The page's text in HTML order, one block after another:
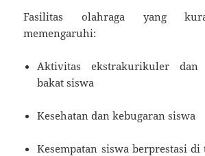
Fasilitas olahraga yang
memengaruhi:
Aktivitas ekstrakurikuler dan
bakat siswa
Kesehatan dan kebugaran siswa
Kesempatan siswa berprestasi